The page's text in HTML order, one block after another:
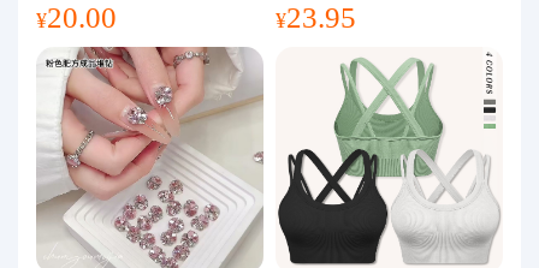
關於我們
伽服女
¥20.00
運動文胸
¥23.95